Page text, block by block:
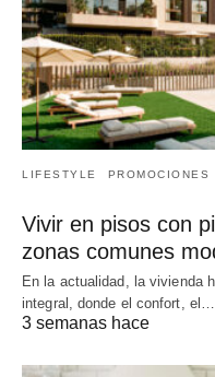
LIFESTYLE PROMOCIONES
Vivir en pisos con
zonas comunes
En la actualidad, la vivienda
integral, donde el confort, el…
3 semanas hace